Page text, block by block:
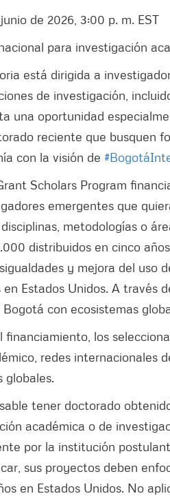
de 2026, 3:00 p. m. EST
para investigación
está dirigida a
de investigación,
una oportunidad
reciente que busquen
con la visión de
Scholars Program
emergentes que
metodologías o
distribuidos en cinco
y mejora del uso
Estados Unidos. A través
con ecosistemas
financiamiento, los
redes internacionales
globales.
tener doctorado
académica o de
por la institución
sus proyectos deben
en Estados Unidos. No